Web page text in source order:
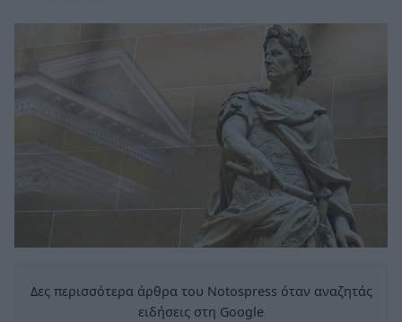
Δες περισσότερα άρθρα του Notospress όταν αναζητάς
ειδήσεις στη Google